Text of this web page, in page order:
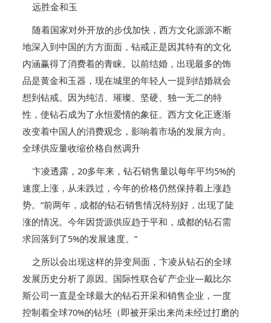
远胜金和玉
随着国家对外开放的步伐加快，西方文化源源不断
地深入到中国的方方面面，钻戒正是因其特有的文化
内涵赢得了消费着的青睐。以前结婚，出现最多的饰
品是黄金和玉器，现在城里的年轻人一提到结婚就会
想到钻戒。因为纯洁、璀璨、坚硬、独一无二的特
性，使钻石成为了永恒爱情的象征。西方文化正逐渐
改变着中国人的消费观念，影响着市场的发展方向。
全球供应量收缩价格自然调升
卞凌透露，20多年来，钻石销售量以每年平均5%的
速度上涨，从未跌过，今年的价格仍然保持着上涨趋
势。“前两年，成都的钻石销售情况特别好，出现了陡
涨的情况。今年因货源供应趋于平和，成都的钻石需
求回落到了5%的发展速度。”
之所以会出现这样的异变局面，卞凌从钻石的全球
发展历史分析了原因。国际性联合矿产企业—戴比尔
斯公司一直是全球最大的钻石开采和销售企业，一度
控制着全球70%的钻坯（即被开采出来尚未经过打磨的